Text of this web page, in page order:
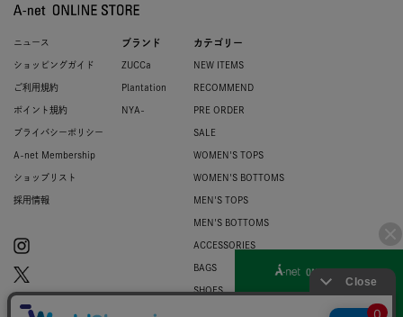
ニュース
ショッピングガイド
ご利用規約
ポイント規約
プライバシーポリシー
A-net Membership
ショップリスト
採用情報
ブランド
ZUCCa
Plantation
NYA-
カテゴリー
NEW ITEMS
RECOMMEND
PRE ORDER
SALE
WOMEN'S TOPS
WOMEN'S BOTTOMS
MEN'S TOPS
MEN'S BOTTOMS
ACCESSORIES
BAGS
SHOES